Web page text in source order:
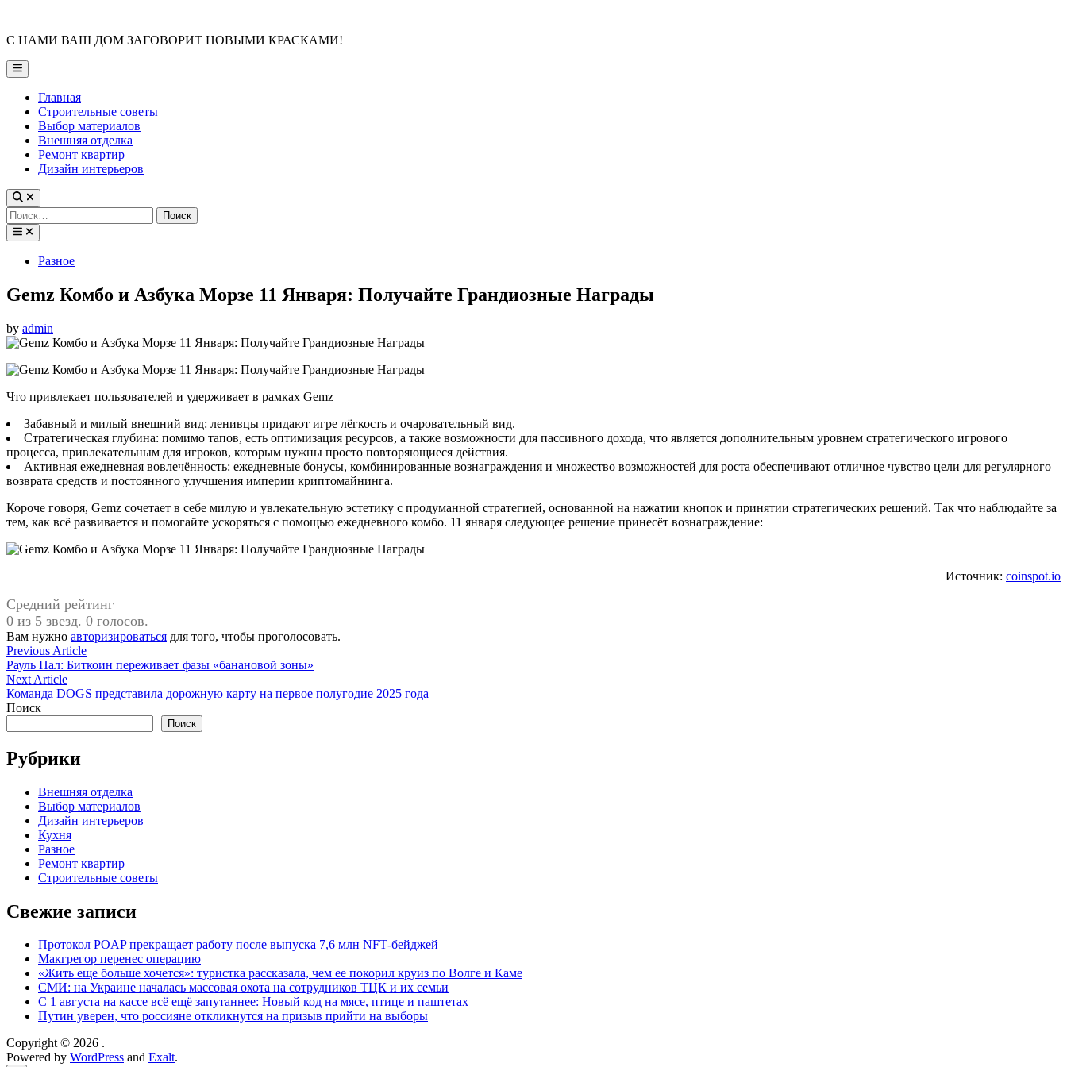
content
С НАМИ ВАШ ДОМ ЗАГОВОРИТ НОВЫМИ КРАСКАМИ!
Main
Menu
Главная
Строительные советы
Выбор материалов
Внешняя отделка
Ремонт квартир
Дизайн интерьеров
Найти:
PostedРазное
Gemz Комбо и Азбука Морзе 11 Января: Получайте Грандиозные Награды
by admin
Что привлекает пользователей и удерживает в рамках Gemz
Забавный и милый внешний вид: ленивцы придают игре лёгкость и очаровательный вид.
Стратегическая глубина: помимо тапов, есть оптимизация ресурсов, а также возможности для пассивного дохода, что является дополнительным уровнем стратегического игрового
процесса, привлекательным для игроков, которым нужны просто повторяющиеся действия.
Активная ежедневная вовлечённость: ежедневные бонусы, комбинированные вознаграждения и множество возможностей для роста обеспечивают отличное чувство цели для регулярного
возврата средств и постоянного улучшения империи криптомайнинга.
Короче говоря, Gemz сочетает в себе милую и увлекательную эстетику с продуманной стратегией, основанной на нажатии кнопок и принятии стратегических решений. Так что наблюдайте за
тем, как всё развивается и помогайте ускоряться с помощью ежедневного комбо. 11 января следующее решение принесёт вознаграждение:
Источник: coinspot.io
Средний рейтинг
0 из 5 звезд. 0 голосов.
Вам нужно авторизироваться для того, чтобы проголосовать.
Навигация
по
записям
Previous ArticlePrevious
article:
Рауль Пал: Биткоин переживает фазы «банановой зоны»
Next ArticleNext
article:
Команда DOGS представила дорожную карту на первое полугодие 2025 года
Поиск
Поиск
Рубрики
Внешняя отделка
Выбор материалов
Дизайн интерьеров
Кухня
Разное
Ремонт квартир
Строительные советы
Свежие записи
Протокол POAP прекращает работу после выпуска 7,6 млн NFT‑бейджей
Макгрегор перенес операцию
«Жить еще больше хочется»: туристка рассказала, чем ее покорил круиз по Волге и Каме
СМИ: на Украине началась массовая охота на сотрудников ТЦК и их семьи
С 1 августа на кассе всё ещё запутаннее: Новый код на мясе, птице и паштетах
Путин уверен, что россияне откликнутся на призыв прийти на выборы
Copyright © 2026 .
Powered by WordPress and Exalt.